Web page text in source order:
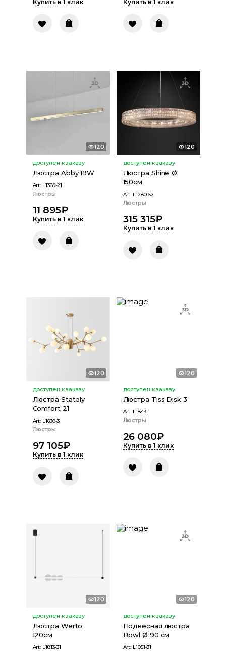
Купить в 1 клик Купить в 1 клик
120
доступен к заказу
Люстра Abby 19W
Art: L1389-21
Люстры
11 895₽
Купить в 1 клик
120
доступен к заказу
Люстра Shine Ø
150см
Art: L1280-52
Люстры
315 315₽
Купить в 1 клик
120
доступен к заказу
Люстра Stately
Comfort 21
Art: L1630-3
Люстры
97 105₽
Купить в 1 клик
120
доступен к заказу
Люстра Tiss Disk 3
Art: L1843-1
Люстры
26 080₽
Купить в 1 клик
120
доступен к заказу
Люстра Werto
120см
Art: L1813-31
120
доступен к заказу
Подвесная люстра
Bowl Ø 90 см
Art: L1051-31